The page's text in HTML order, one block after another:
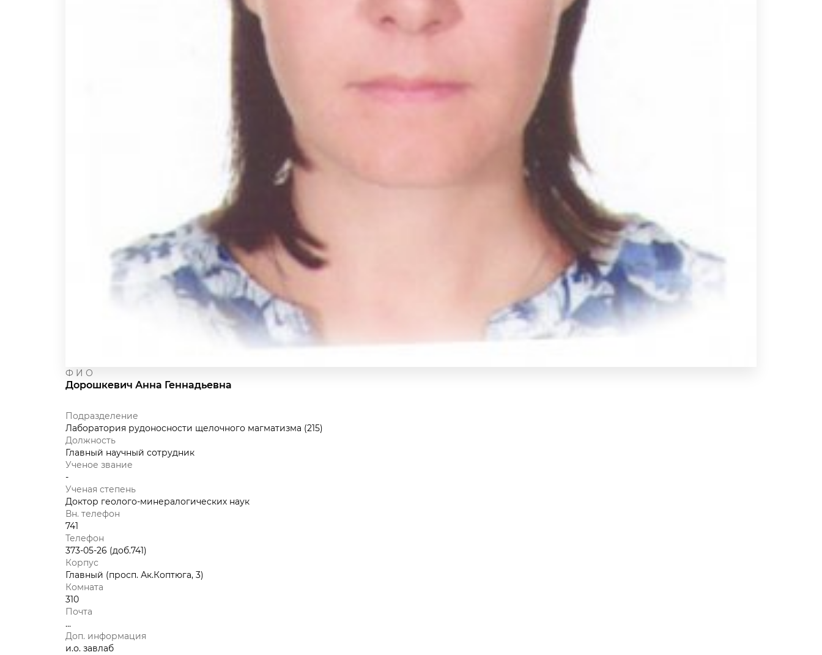
Ф И О
Дорошкевич Анна Геннадьевна
Подразделение
Лаборатория рудоносности щелочного магматизма (215)
Должность
Главный научный сотрудник
Ученое звание
-
Ученая степень
Доктор геолого-минералогических наук
Вн. телефон
741
Телефон
373-05-26 (доб.741)
Корпус
Главный (просп. Ак.Коптюга, 3)
Комната
310
Почта
...
Доп. информация
и.о. завлаб